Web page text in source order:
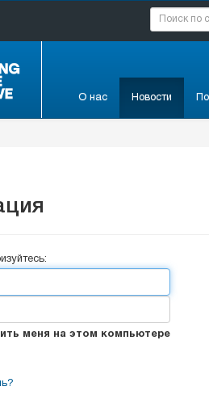
О нас Новости
меня на этом компьютере